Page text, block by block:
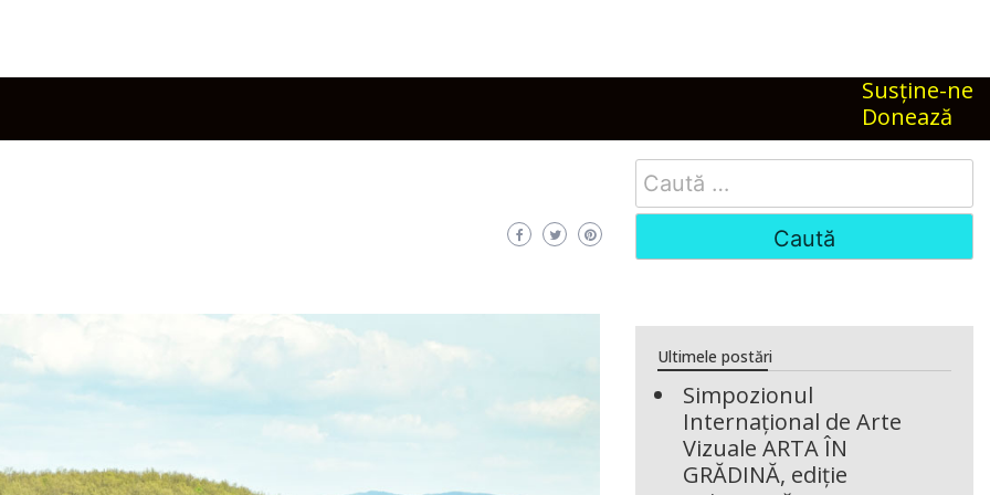
Susţine-ne
Donează
Search
for:
Ultimele postări
Simpozionul
Internațional de Arte
Vizuale ARTA ÎN
GRĂDINĂ, ediție